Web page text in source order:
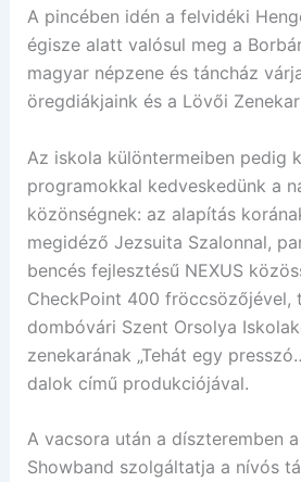
A pincében idén a felvidéki
égisze alatt valósul meg a
magyar népzene és táncház
öregdiákjaink és a Lövői
Az iskola különtermeiben pedig
programokkal kedveskedünk a
közönségnek: az alapítás
megidéző Jezsuita Szalonnal,
bencés fejlesztésű NEXUS
CheckPoint 400 fröccsözőjével,
dombóvári Szent Orsolya
zenekarának „Tehát egy
dalok című produkciójával.
A vacsora után a díszteremben
Showband szolgáltatja a nívós